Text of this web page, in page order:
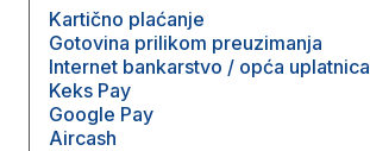
Kartično plaćanje
Gotovina prilikom preuzimanja
Internet bankarstvo / opća uplatnica
Keks Pay
Google Pay
Aircash